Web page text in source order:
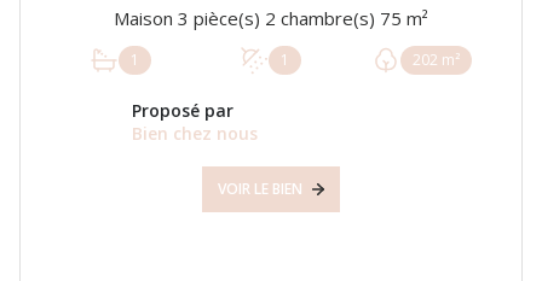
Maison 3 pièce(s) 2 chambre(s) 75 m²
1 1 202 m²
Proposé par
Bien chez nous
VOIR LE BIEN